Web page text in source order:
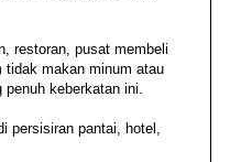
restoran, pusat membeli
tidak makan minum atau
keberkatan ini.
persisiran pantai, hotel,